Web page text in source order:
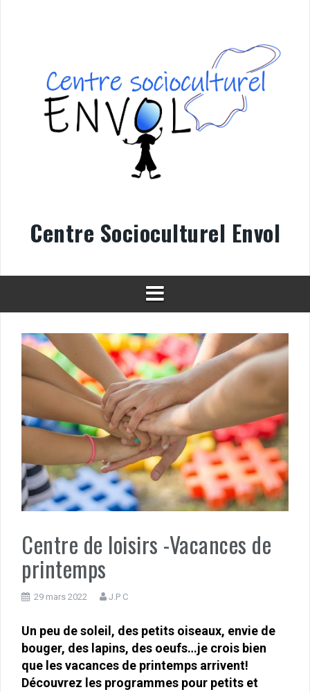
Centre Socioculturel Envol
Centre de loisirs -Vacances de
printemps
29 mars 2022 J.P C
Un peu de soleil, des petits oiseaux, envie de
bouger, des lapins, des oeufs…je crois bien
que les vacances de printemps arrivent!
Découvrez les programmes pour petits et